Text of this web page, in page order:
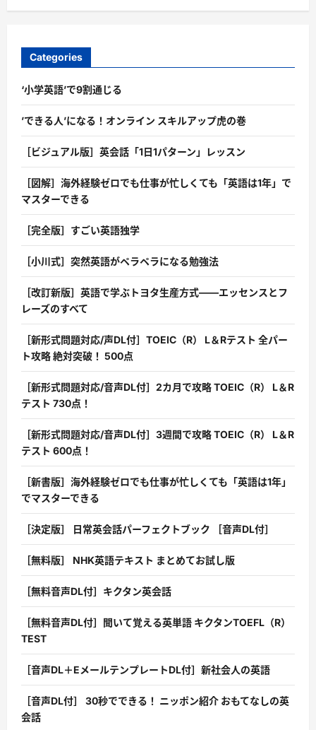
Categories
‘小学英語’で9割通じる
’できる人’になる！オンライン スキルアップ虎の巻
［ビジュアル版］英会話「1日1パターン」レッスン
［図解］海外経験ゼロでも仕事が忙しくても「英語は1年」で
マスターできる
［完全版］すごい英語独学
［小川式］突然英語がペラペラになる勉強法
［改訂新版］英語で学ぶトヨタ生産方式――エッセンスとフ
レーズのすべて
［新形式問題対応/声DL付］TOEIC（R） L＆Rテスト 全パー
ト攻略 絶対突破！ 500点
［新形式問題対応/音声DL付］2カ月で攻略 TOEIC（R） L＆R
テスト 730点！
［新形式問題対応/音声DL付］3週間で攻略 TOEIC（R） L＆R
テスト 600点！
［新書版］海外経験ゼロでも仕事が忙しくても「英語は1年」
でマスターできる
［決定版］ 日常英会話パーフェクトブック ［音声DL付］
［無料版］ NHK英語テキスト まとめてお試し版
［無料音声DL付］キクタン英会話
［無料音声DL付］聞いて覚える英単語 キクタンTOEFL（R）
TEST
［音声DL＋EメールテンプレートDL付］新社会人の英語
［音声DL付］ 30秒でできる！ ニッポン紹介 おもてなしの英
会話